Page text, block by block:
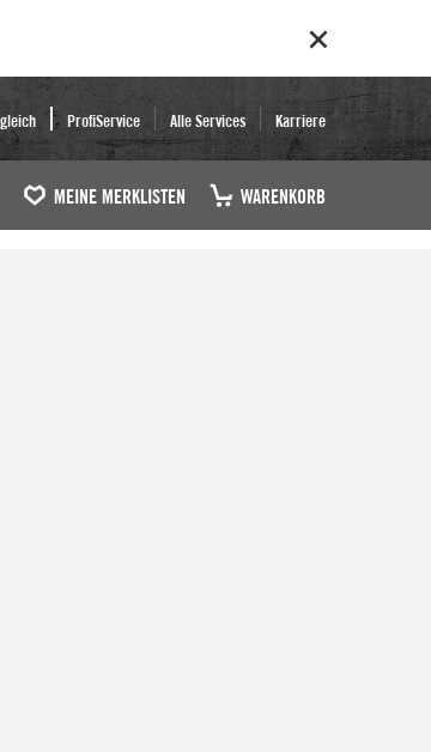
ProfiService Alle Services Karriere
MEINE MERKLISTEN WARENKORB